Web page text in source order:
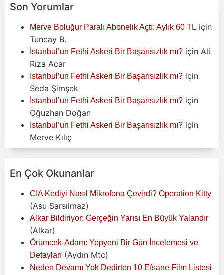
Son Yorumlar
Merve Boluğur Paralı Abonelik Açtı: Aylık 60 TL için
Tuncay B.
İstanbul’un Fethi Askeri Bir Başarısızlık mı? için Ali
Rıza Acar
İstanbul’un Fethi Askeri Bir Başarısızlık mı? için
Seda Şimşek
İstanbul’un Fethi Askeri Bir Başarısızlık mı? için
Oğuzhan Doğan
İstanbul’un Fethi Askeri Bir Başarısızlık mı? için
Merve Kılıç
En Çok Okunanlar
CIA Kediyi Nasıl Mikrofona Çevirdi? Operation Kitty
(Asu Sarsılmaz)
Alkar Bildiriyor: Gerçeğin Yarısı En Büyük Yalandır
(Alkar)
Örümcek-Adam: Yepyeni Bir Gün İncelemesi ve
Detayları (Aydın Mtc)
Neden Devamı Yok Dedirten 10 Efsane Film Listesi